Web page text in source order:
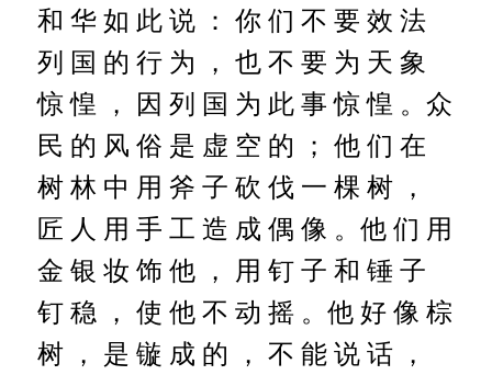
和 华 如 此 说 ： 你 们 不 要 效 法
列 国 的 行 为 ， 也 不 要 为 天 象
惊 惶 ， 因 列 国 为 此 事 惊 惶 。众
民 的 风 俗 是 虚 空 的 ； 他 们 在
树 林 中 用 斧 子 砍 伐 一 棵 树 ，
匠 人 用 手 工 造 成 偶 像 。他 们 用
金 银 妆 饰 他 ， 用 钉 子 和 锤 子
钉 稳 ， 使 他 不 动 摇 。他 好 像 棕
树 ， 是 镟 成 的 ， 不 能 说 话 ，